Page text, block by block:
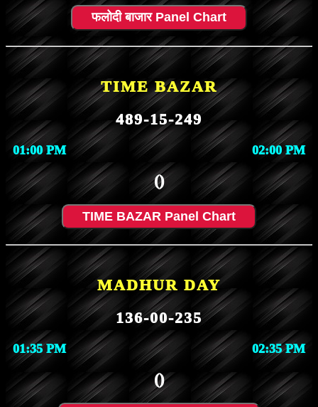
फलोदी बाजार Panel Chart
TIME BAZAR
489-15-249
01:00 PM 02:00 PM
()
TIME BAZAR Panel Chart
MADHUR DAY
136-00-235
01:35 PM 02:35 PM
()